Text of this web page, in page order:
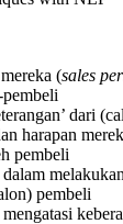
(sales
dari
harapan
pembeli
pembeli